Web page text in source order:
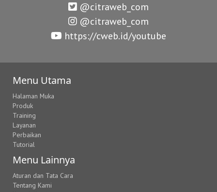
@citraweb_com
@citraweb_com
https://cweb.id/youtube
Menu Utama
Halaman Muka
Produk
Training
Layanan
Perbaikan
Tutorial
Menu Lainnya
Aturan dan Tata Cara
Tentang Kami